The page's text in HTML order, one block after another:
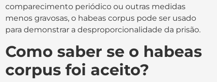
comparecimento periódico ou outras medidas
menos gravosas, o habeas corpus pode ser usado
para demonstrar a desproporcionalidade da prisão.
Como saber se o habeas
corpus foi aceito?